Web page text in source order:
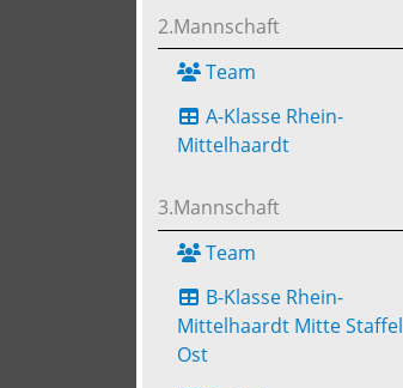
2.Mannschaft
Team
A-Klasse Rhein-
Mittelhaardt
3.Mannschaft
Team
B-Klasse Rhein-
Mittelhaardt Mitte Staffel
Ost